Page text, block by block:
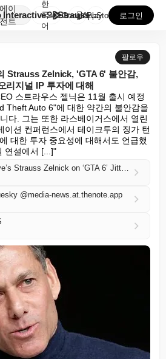
에이
트
Interactive의 Strauss ...
한
국
어
GooglePlay
AppStore 로그인
팔로우
Strauss Zelnick, 'GTA 6' 불안감,
리지널 IP 투자에 대해
스트라우스 젤닉은 11월 출시 예정
Theft Auto 6"에 대한 약간의 불안감을
다. 그는 또한 라스베이거스에서 열린
이션 컨퍼런스에서 테이크투의 징가 턴
대한 투자 중요성에 대해서도 언급했
연설에서 [...]"
Take-Two Interactive’s Strauss Zelnick on ‘GTA 6’ Jitters, Zynga’s Turnaround and Investing in Original Properties
@media-news.at.thenote.app